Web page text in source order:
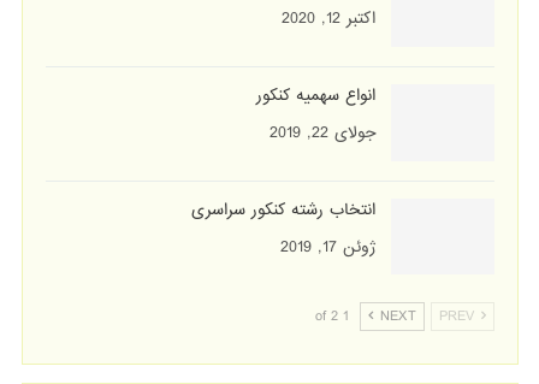
اکتبر 12, 2020
انواع سهمیه کنکور
جولای 22, 2019
انتخاب رشته کنکور سراسری
ژوئن 17, 2019
PREV
NEXT
1 of 2